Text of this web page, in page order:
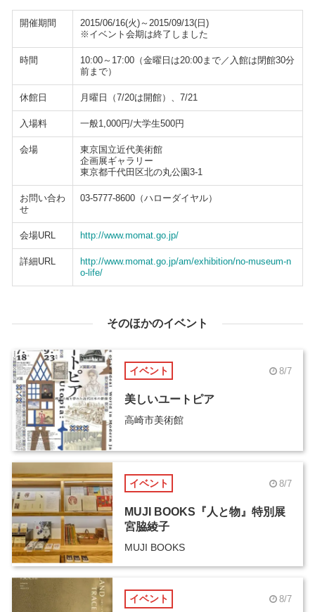
開催期間
2015/06/16(火)～2015/09/13(日)
※イベント会期は終了しました
時間
10:00～17:00（金曜日は20:00まで／入館は閉館30分
前まで）
休館日 月曜日（7/20は開館）、7/21
入場料 一般1,000円/大学生500円
会場
東京国立近代美術館
企画展ギャラリー
東京都千代田区北の丸公園3-1
お問い合わ
せ
03-5777-8600（ハローダイヤル）
会場URL http://www.momat.go.jp/
詳細URL
http://www.momat.go.jp/am/exhibition/no-museum-n
o-life/
そのほかのイベント
イベント 8/7
美しいユートピア
高崎市美術館
イベント 8/7
MUJI BOOKS『人と物』特別展
宮脇綾子
MUJI BOOKS
イベント 8/7